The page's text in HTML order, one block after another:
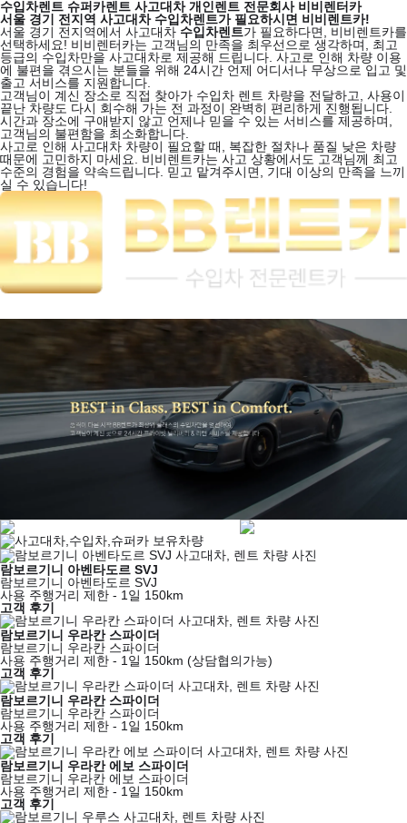
수입차렌트 슈퍼카렌트 사고대차 개인렌트 전문회사 비비렌터카
서울 경기 전지역 사고대차 수입차렌트가 필요하시면 비비렌트카!
서울 경기 전지역에서 사고대차 수입차렌트가 필요하다면, 비비렌트카를
선택하세요! 비비렌터카는 고객님의 만족을 최우선으로 생각하며, 최고
등급의 수입차만을 사고대차로 제공해 드립니다. 사고로 인해 차량 이용
에 불편을 겪으시는 분들을 위해 24시간 언제 어디서나 무상으로 입고 및
출고 서비스를 지원합니다.
고객님이 계신 장소로 직접 찾아가 수입차 렌트 차량을 전달하고, 사용이
끝난 차량도 다시 회수해 가는 전 과정이 완벽히 편리하게 진행됩니다.
시간과 장소에 구애받지 않고 언제나 믿을 수 있는 서비스를 제공하며,
고객님의 불편함을 최소화합니다.
사고로 인해 사고대차 차량이 필요할 때, 복잡한 절차나 품질 낮은 차량
때문에 고민하지 마세요. 비비렌트카는 사고 상황에서도 고객님께 최고
수준의 경험을 약속드립니다. 믿고 맡겨주시면, 기대 이상의 만족을 느끼
실 수 있습니다!
사고대차,수입차,슈퍼카 보유차량
람보르기니 아벤타도르 SVJ
람보르기니 아벤타도르 SVJ
사용 주행거리 제한 - 1일 150km
고객 후기
람보르기니 우라칸 스파이더
람보르기니 우라칸 스파이더
사용 주행거리 제한 - 1일 150km (상담협의가능)
고객 후기
람보르기니 우라칸 스파이더
람보르기니 우라칸 스파이더
사용 주행거리 제한 - 1일 150km
고객 후기
람보르기니 우라칸 에보 스파이더
람보르기니 우라칸 에보 스파이더
사용 주행거리 제한 - 1일 150km
고객 후기